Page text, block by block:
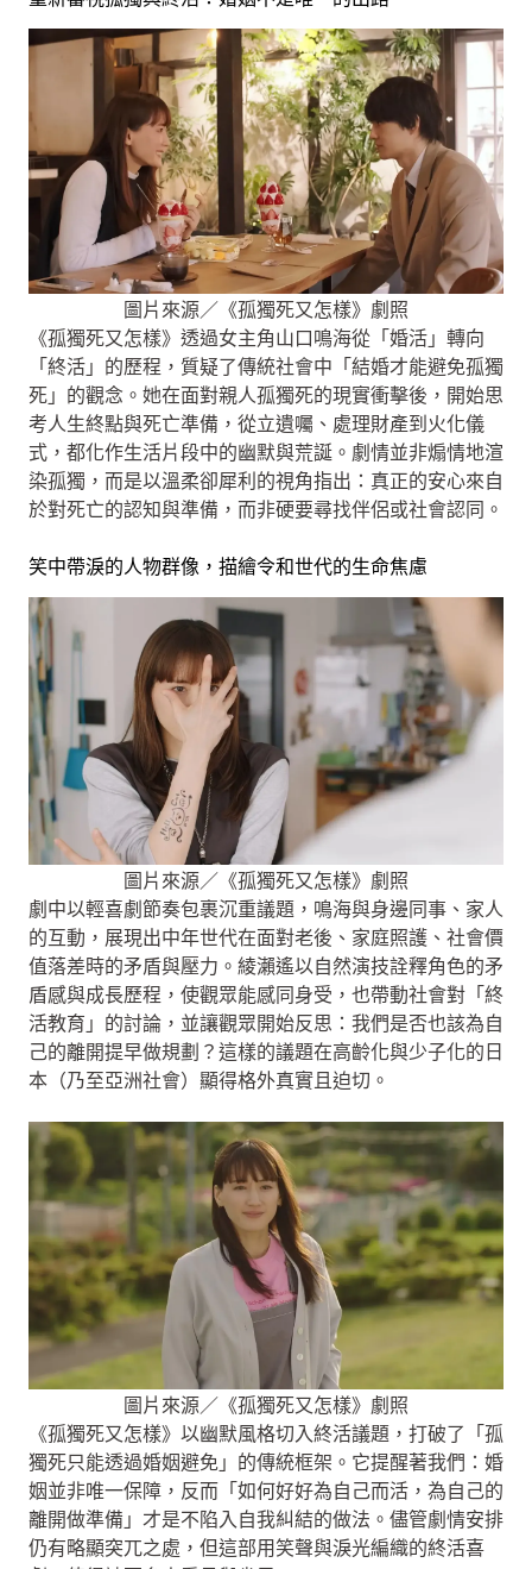
圖片來源／《孤獨死又怎樣》劇照
《孤獨死又怎樣》透過女主角山口鳴海從「婚活」轉向
「終活」的歷程，質疑了傳統社會中「結婚才能避免孤獨
死」的觀念。她在面對親人孤獨死的現實衝擊後，開始思
考人生終點與死亡準備，從立遺囑、處理財產到火化儀
式，都化作生活片段中的幽默與荒誕。劇情並非煽情地渲
染孤獨，而是以溫柔卻犀利的視角指出：真正的安心來自
於對死亡的認知與準備，而非硬要尋找伴侶或社會認同。
笑中帶淚的人物群像，描繪令和世代的生命焦慮
圖片來源／《孤獨死又怎樣》劇照
劇中以輕喜劇節奏包裹沉重議題，鳴海與身邊同事、家人
的互動，展現出中年世代在面對老後、家庭照護、社會價
值落差時的矛盾與壓力。綾瀨遙以自然演技詮釋角色的矛
盾感與成長歷程，使觀眾能感同身受，也帶動社會對「終
活教育」的討論，並讓觀眾開始反思：我們是否也該為自
己的離開提早做規劃？這樣的議題在高齡化與少子化的日
本（乃至亞洲社會）顯得格外真實且迫切。
圖片來源／《孤獨死又怎樣》劇照
《孤獨死又怎樣》以幽默風格切入終活議題，打破了「孤
獨死只能透過婚姻避免」的傳統框架。它提醒著我們：婚
姻並非唯一保障，反而「如何好好為自己而活，為自己的
離開做準備」才是不陷入自我糾結的做法。儘管劇情安排
仍有略顯突兀之處，但這部用笑聲與淚光編織的終活喜